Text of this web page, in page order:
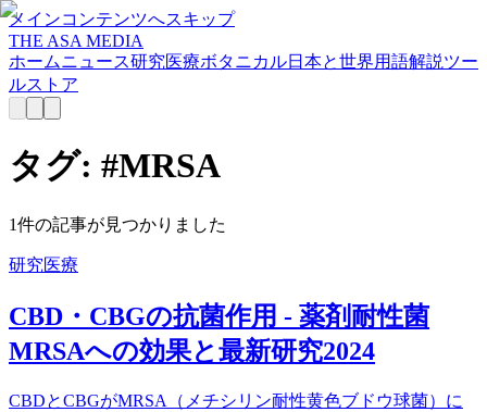
メインコンテンツへスキップ
THE ASA MEDIA
ホームニュース研究医療ボタニカル日本と世界用語解説ツー
ルストア
タグ: #MRSA
1件の記事が見つかりました
研究医療
CBD・CBGの抗菌作用 - 薬剤耐性菌
MRSAへの効果と最新研究2024
CBDとCBGがMRSA（メチシリン耐性黄色ブドウ球菌）に